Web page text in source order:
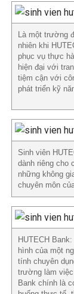
Là một trường
nhiên khi
phục vụ thực
hiện đại với
tiệm cận với
phát triển kỹ
Sinh viên
dành riêng cho
những không
chuyên môn
HUTECH
hình của một
tính chuyên
trường làm
Bank chính là